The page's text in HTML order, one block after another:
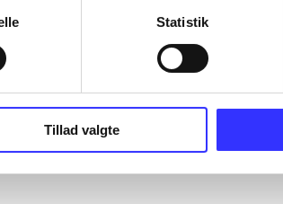
Statistik
Tillad valgte